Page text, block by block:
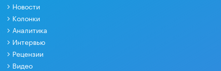
Новости
Колонки
Аналитика
Интервью
Рецензии
Видео